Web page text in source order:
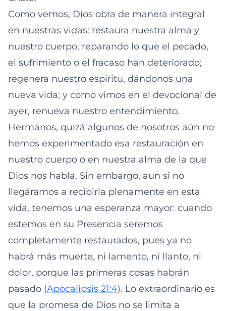
Como vemos, Dios obra de manera integral
en nuestras vidas: restaura nuestra alma y
nuestro cuerpo, reparando lo que el pecado,
el sufrimiento o el fracaso han deteriorado;
regenera nuestro espíritu, dándonos una
nueva vida; y como vimos en el devocional de
ayer, renueva nuestro entendimiento.
Hermanos, quizá algunos de nosotros aún no
hemos experimentado esa restauración en
nuestro cuerpo o en nuestra alma de la que
Dios nos habla. Sin embargo, aun si no
llegáramos a recibirla plenamente en esta
vida, tenemos una esperanza mayor: cuando
estemos en su Presencia seremos
completamente restaurados, pues ya no
habrá más muerte, ni lamento, ni llanto, ni
dolor, porque las primeras cosas habrán
pasado (Apocalipsis 21:4). Lo extraordinario es
que la promesa de Dios no se limita a